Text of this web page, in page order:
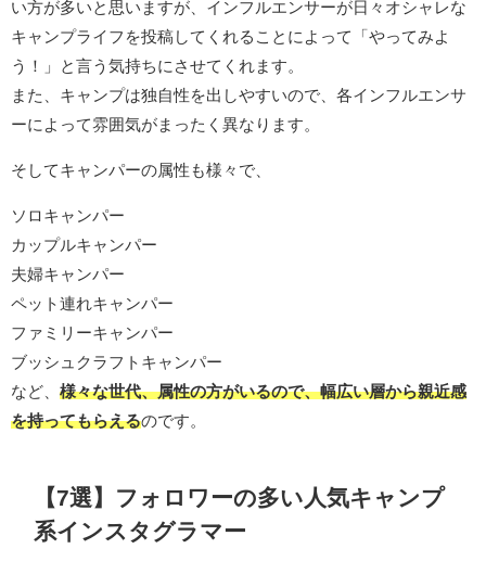
い方が多いと思いますが、インフルエンサーが日々オシャレな
キャンプライフを投稿してくれることによって「やってみよ
う！」と言う気持ちにさせてくれます。
また、キャンプは独自性を出しやすいので、各インフルエンサ
ーによって雰囲気がまったく異なります。
そしてキャンパーの属性も様々で、
ソロキャンパー
カップルキャンパー
夫婦キャンパー
ペット連れキャンパー
ファミリーキャンパー
ブッシュクラフトキャンパー
など、 様々な世代、属性の方がいるので、幅広い層から親近感
を持ってもらえるのです。
【7選】フォロワーの多い人気キャンプ
系インスタグラマー